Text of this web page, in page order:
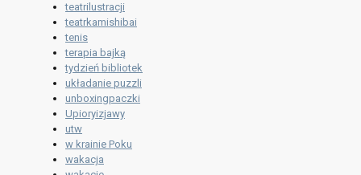
teatrilustracji
teatrkamishibai
tenis
terapia bajką
tydzień bibliotek
układanie puzzli
unboxingpaczki
Upioryizjawy
utw
w krainie Poku
wakacja